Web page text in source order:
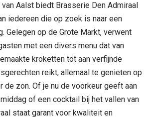
Aalst biedt Brasserie Den Admiraal
iedereen die op zoek is naar een
Gelegen op de Grote Markt, verwent
met een divers menu dat van
kroketten tot aan verfijnde
reikt, allemaal te genieten op
de zon. Of je nu de voorkeur geeft aan
of een cocktail bij het vallen van
staat garant voor kwaliteit en